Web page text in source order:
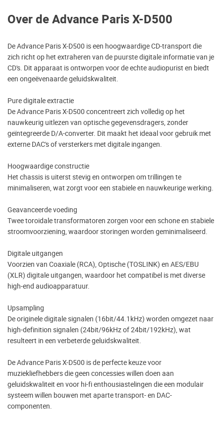
Over de Advance Paris X-D500
De Advance Paris X-D500 is een hoogwaardige CD-transport die
zich richt op het extraheren van de puurste digitale informatie van je
CD's. Dit apparaat is ontworpen voor de echte audiopurist en biedt
een ongeëvenaarde geluidskwaliteit.
Pure digitale extractie
De Advance Paris X-D500 concentreert zich volledig op het
nauwkeurig uitlezen van optische gegevensdragers, zonder
geïntegreerde D/A-converter. Dit maakt het ideaal voor gebruik met
externe DAC's of versterkers met digitale ingangen.
Hoogwaardige constructie
Het chassis is uiterst stevig en ontworpen om trillingen te
minimaliseren, wat zorgt voor een stabiele en nauwkeurige werking.
Geavanceerde voeding
Twee toroidale transformatoren zorgen voor een schone en stabiele
stroomvoorziening, waardoor storingen worden geminimaliseerd.
Digitale uitgangen
Voorzien van Coaxiale (RCA), Optische (TOSLINK) en AES/EBU
(XLR) digitale uitgangen, waardoor het compatibel is met diverse
high-end audioapparatuur.
Upsampling
De originele digitale signalen (16bit/44.1kHz) worden omgezet naar
high-definition signalen (24bit/96kHz of 24bit/192kHz), wat
resulteert in een verbeterde geluidskwaliteit.
De Advance Paris X-D500 is de perfecte keuze voor
muziekliefhebbers die geen concessies willen doen aan
geluidskwaliteit en voor hi-fi enthousiastelingen die een modulair
systeem willen bouwen met aparte transport- en DAC-
componenten.